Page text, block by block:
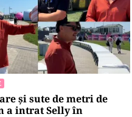
și sute de metri de
a intrat Selly în